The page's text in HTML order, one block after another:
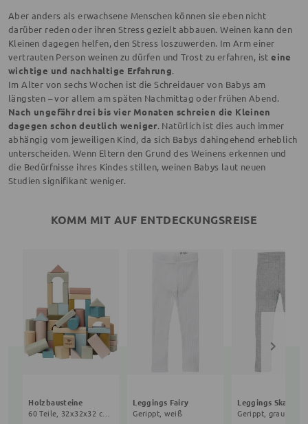
Aber anders als erwachsene Menschen können sie eben nicht
darüber reden oder ihren Stress gezielt abbauen. Weinen kann den
Kleinen dagegen helfen, den Stress loszuwerden. Im Arm einer
vertrauten Person weinen zu dürfen und Trost zu erfahren, isteine
wichtige und nachhaltige Erfahrung.
Im Alter von sechs Wochen ist die Schreidauer von Babys am
längsten – vor allem am späten Nachmittag oder frühen Abend.
Nach ungefähr drei bis vier Monaten schreien die Kleinen
dagegen schon deutlich weniger. Natürlich ist dies auch immer
abhängig vom jeweiligen Kind, da sich Babys dahingehend erheblich
unterscheiden. Wenn Eltern den Grund des Weinens erkennen und
die Bedürfnisse ihres Kindes stillen, weinen Babys laut neuen
Studien signifikant weniger.
KOMM MIT AUF ENTDECKUNGSREISE
Holzbausteine
Leggings Fairy
Gerippt, weiß
Leggings Skater
Gerippt, grau